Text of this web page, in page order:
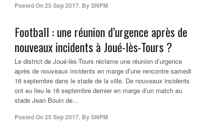
Posted On25 Sep 2017, BySNPM
Football : une réunion d’urgence après de
nouveaux incidents à Joué-lès-Tours ?
Le district de Joué-lès-Tours réclame une réunion d’urgence
après de nouveaux incidents en marge d’une rencontre samedi
16 septembre dans le stade de la ville. De nouveaux incidents
ont eu lieu le 16 septembre dernier en marge d’un match au
stade Jean Bouin de...
Posted On25 Sep 2017, BySNPM